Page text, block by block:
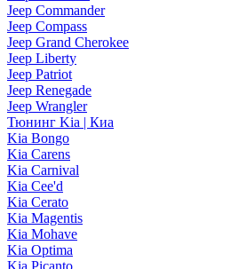
Jeep Commander
Jeep Compass
Jeep Grand Cherokee
Jeep Liberty
Jeep Patriot
Jeep Renegade
Jeep Wrangler
Тюнинг Kia | Киа
Kia Bongo
Kia Carens
Kia Carnival
Kia Cee'd
Kia Cerato
Kia Magentis
Kia Mohave
Kia Optima
Kia Picanto